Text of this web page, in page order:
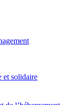
et solidaire